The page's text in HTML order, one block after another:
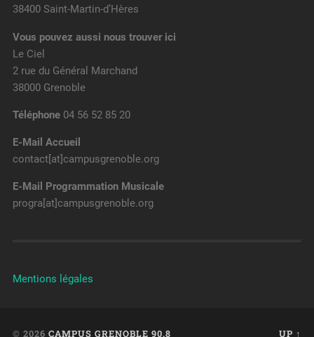
38400 Saint-Martin-d’Hères
Vous pouvez aussi nous trouver ici
Le Ciel
2 rue du Général Marchand
38000 Grenoble
Téléphone04 56 52 85 20
E-Mail Accueil
contact[at]campusgrenoble.org
E-Mail Programmation Musicale
progra[at]campusgrenoble.org
Mentions légales
© 2026 CAMPUS GRENOBLE 90.8 UP ↑